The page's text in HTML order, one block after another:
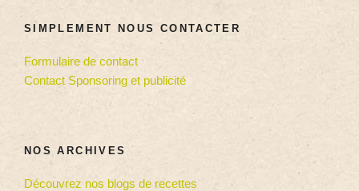
SIMPLEMENT NOUS CONTACTER
Formulaire de contact
Contact Sponsoring et publicité
NOS ARCHIVES
Découvrez nos blogs de recettes